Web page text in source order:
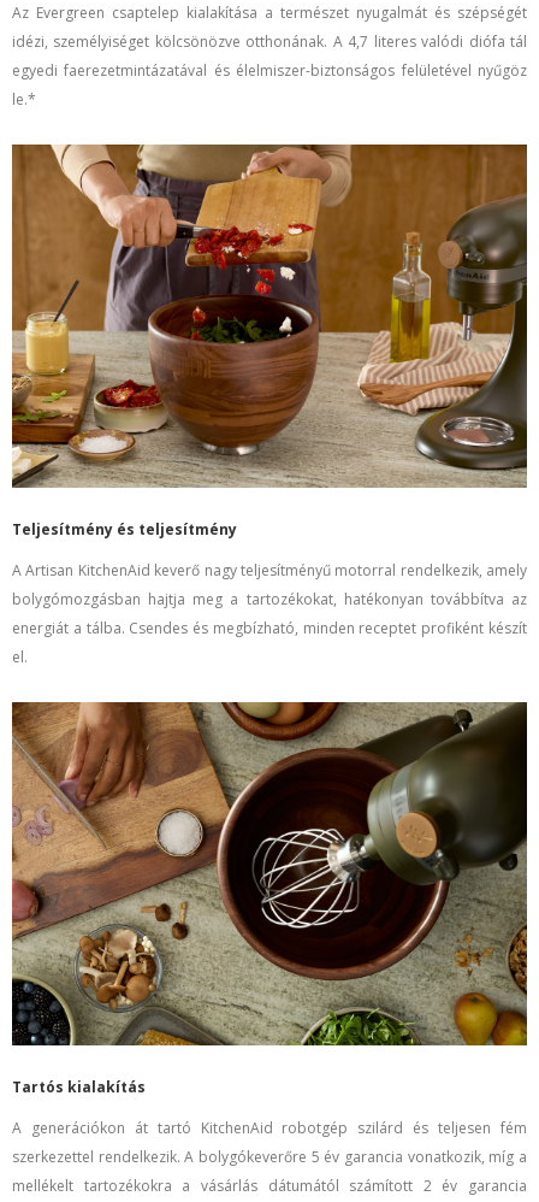
Az Evergreen csaptelep kialakítása a természet nyugalmát és szépségét
idézi, személyiséget kölcsönözve otthonának. A 4,7 literes valódi diófa tál
egyedi faerezetmintázatával és élelmiszer-biztonságos felületével nyűgöz
le.*
Teljesítmény és teljesítmény
AArtisan KitchenAid keverő nagy teljesítményű motorral rendelkezik, amely
bolygómozgásban hajtja meg a tartozékokat, hatékonyan továbbítva az
energiát a tálba. Csendes és megbízható, minden receptet profiként készít
el.
Tartós kialakítás
A generációkon át tartó KitchenAid robotgép szilárd és teljesen fém
szerkezettel rendelkezik. A bolygókeverőre 5 év garancia vonatkozik, míg a
mellékelt tartozékokra a vásárlás dátumától számított 2 év garancia